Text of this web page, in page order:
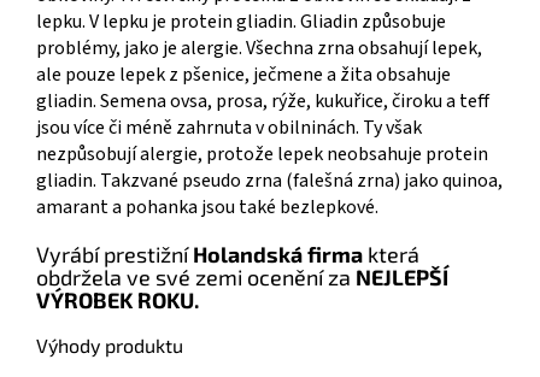
lepku. V lepku je protein gliadin. Gliadin způsobuje
problémy, jako je alergie. Všechna zrna obsahují lepek,
ale pouze lepek z pšenice, ječmene a žita obsahuje
gliadin. Semena ovsa, prosa, rýže, kukuřice, čiroku a teff
jsou více či méně zahrnuta v obilninách. Ty však
nezpůsobují alergie, protože lepek neobsahuje protein
gliadin. Takzvané pseudo zrna (falešná zrna) jako quinoa,
amarant a pohanka jsou také bezlepkové.
Vyrábí prestižníHolandská firma která
obdržela ve své zemi ocenění za NEJLEPŠÍ
VÝROBEK ROKU.
Výhody produktu